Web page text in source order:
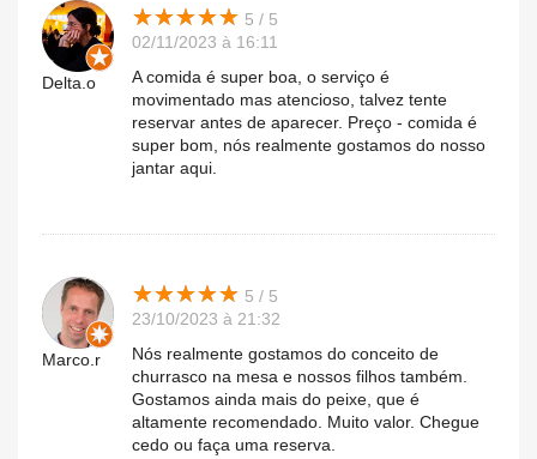
Delta.o
★★★★★
★★★★★ 5 / 5
02/11/2023 à 16:11
A comida é super boa, o serviço é
movimentado mas atencioso, talvez tente
reservar antes de aparecer. Preço - comida é
super bom, nós realmente gostamos do nosso
jantar aqui.
Marco.r
★★★★★
★★★★★ 5 / 5
23/10/2023 à 21:32
Nós realmente gostamos do conceito de
churrasco na mesa e nossos filhos também.
Gostamos ainda mais do peixe, que é
altamente recomendado. Muito valor. Chegue
cedo ou faça uma reserva.